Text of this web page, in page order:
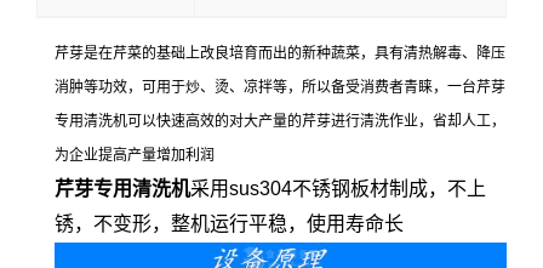
芹芽是在芹菜的基础上改良培育而出的新种蔬菜，具有清热解毒、降压
消肿等功效，可用于炒、烫、凉拌等，所以备受消费者青睐，一台芹芽
专用清洗机可以快速高效的对大产量的芹芽进行清洗作业，省却人工，
为企业提高产量增加利润
芹芽专用清洗机采用sus304不锈钢板材制成，不上
锈，不变形，整机运行平稳，使用寿命长